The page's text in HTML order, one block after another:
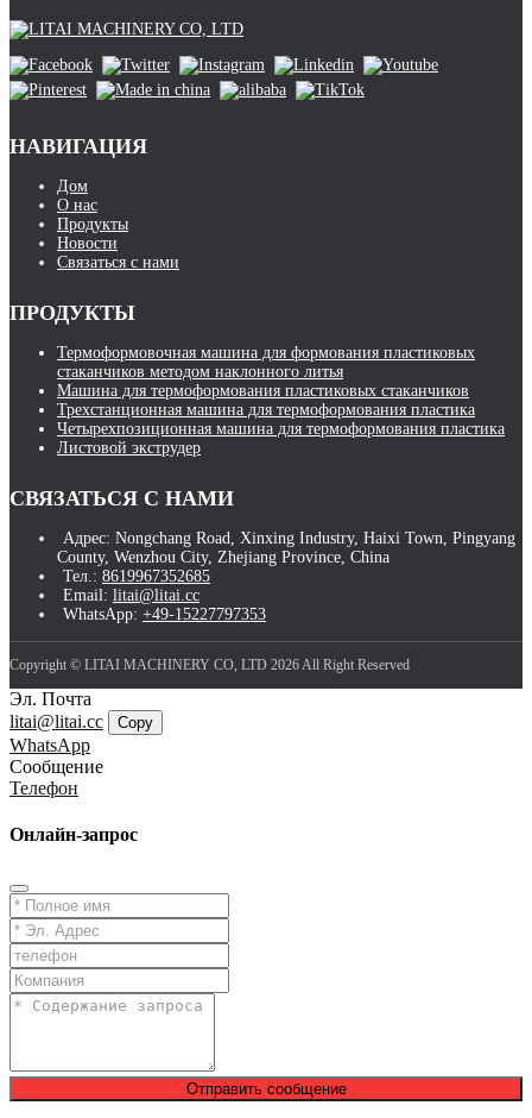
НАВИГАЦИЯ
Дом
О нас
Продукты
Новости
Связаться с нами
ПРОДУКТЫ
Термоформовочная машина для формования пластиковых
стаканчиков методом наклонного литья
Машина для термоформования пластиковых стаканчиков
Трехстанционная машина для термоформования пластика
Четырехпозиционная машина для термоформования пластика
Листовой экструдер
СВЯЗАТЬСЯ С НАМИ
Адрес: Nongchang Road, Xinxing Industry, Haixi Town, Pingyang
County, Wenzhou City, Zhejiang Province, China
Тел.: 8619967352685
Email: litai@litai.cc
WhatsApp: +49-15227797353
Copyright © LITAI MACHINERY CO, LTD 2026 All Right Reserved
Эл. Почта
litai@litai.cc
Copy
WhatsApp
Сообщение
Телефон
Онлайн-запрос
Отправить сообщение